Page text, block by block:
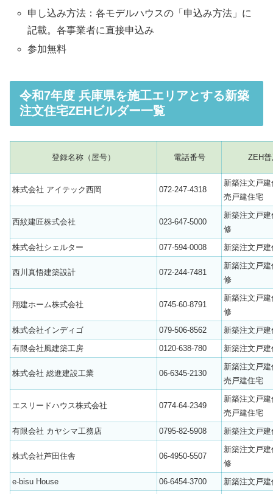
申し込み方法：各モデルハウスの「申込み方法」に
記載。各事業者に直接申込み
参加無料
令和7年度 兵庫県を施工エリアとする新築
注文住宅ZEHビルダー一覧
登録名称（屋号） 電話番号 ZEH
株式会社 アイテック西岡 072-247-4318
新築注文戸
売戸建住宅
西紋建匠株式会社 023-647-5000
新築注文戸
修
株式会社シェルター
077-594-0008 新築注文戸建
西川真悟建築設計 072-244-7481
新築注文戸
修
翔建ホーム株式会社 0745-60-8791
新築注文戸
修
株式会社インディゴ
079-506-8562
新築注文戸建
有限会社風建築工房
0120-638-780 新築注文戸建
株式会社 総進建設工業 06-6345-2130
新築注文戸
売戸建住宅
エスリードハウス株式会社 0774-64-2349
新築注文戸
売戸建住宅
有限会社 カヤシマ工務店
0795-82-5908 新築注文戸建
株式会社芦田住舎 06-4950-5507
新築注文戸
修
e-bisu House
06-6454-3700 新築注文戸建